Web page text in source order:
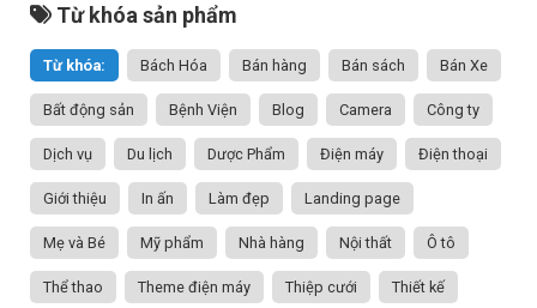
Từ khóa sản phẩm
Từ khóa: Bách Hóa Bán hàng Bán sách Bán Xe
Bất động sản Bệnh Viện Blog Camera Công ty
Dịch vụ Du lịch Dược Phẩm Điện máy Điện thoại
Giới thiệu In ấn Làm đẹp Landing page
Mẹ và Bé Mỹ phẩm Nhà hàng Nội thất Ô tô
Thể thao Theme điện máy Thiệp cưới Thiết kế